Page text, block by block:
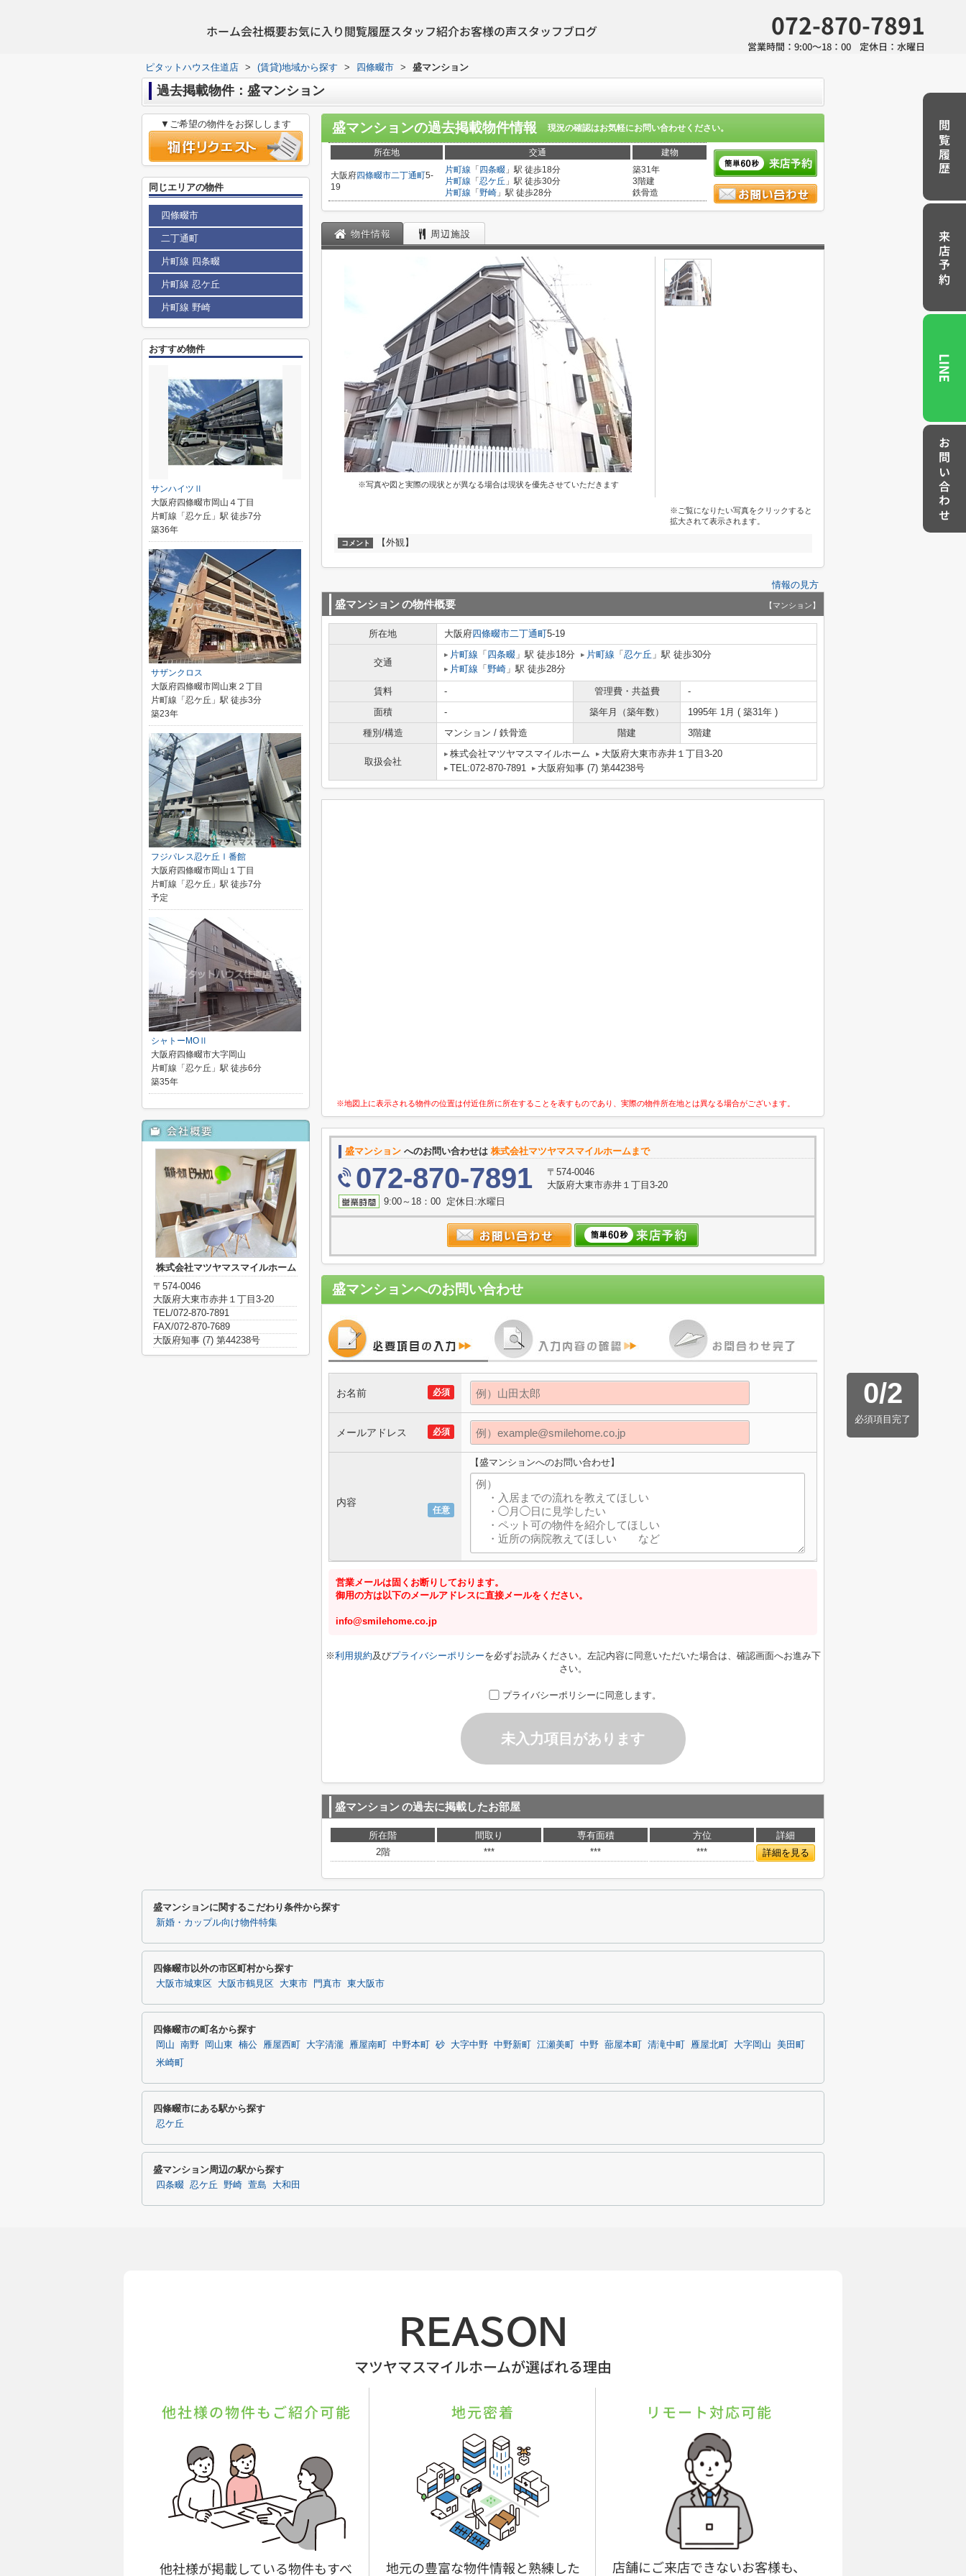
ホーム会社概要お気に入り閲覧履歴スタッフ紹介お客様の声スタッフブログ 072-870-7891
営業時間： 9:00～18：00 定休日： 水曜日
閲覧履歴
来店予約
LINE
お問い合わせ
ピタットハウス住道店 > (賃貸)地域から探す > 四條畷市 > 盛マンション
過去掲載物件：盛マンション
盛マンションの過去掲載物件情報 現況の確認はお気軽にお問い合わせください。
所在地 交通 建物
大阪府四條畷市二丁通町5-
19
片町線 「 四条畷 」駅 徒歩18分
片町線 「 忍ケ丘 」駅 徒歩30分
片町線 「 野崎 」駅 徒歩28分
築31年
3階建
鉄骨造
物件情報 周辺施設
※写真や図と実際の現状とが異なる場合は現状を優先させていただきます
※ご覧になりたい写真をクリックすると
拡大されて表示されます。
コメント 【外観】
情報の見方
盛マンションの物件概要 【マンション】
所在地 大阪府四條畷市二丁通町5-19
交通
片町線 「 四条畷 」駅 徒歩18分 片町線 「 忍ケ丘 」駅 徒歩30分
片町線 「 野崎 」駅 徒歩28分
賃料 - 管理費・共益費
-
面積
- 築年月（築年数）
1995年 1月 ( 築31年 )
種別/構造
マンション / 鉄骨造 階建 3階建
取扱会社
株式会社マツヤマスマイルホーム
大阪府大東市赤井１丁目3-20
TEL:072-870-7891
大阪府知事 (7) 第44238号
※地図上に表示される物件の位置は付近住所に所在することを表すものであり、実際の物件所在地とは異なる場合がございます。
盛マンション へのお問い合わせは 株式会社マツヤマスマイルホームまで
072-870-7891
〒574-0046
大阪府大東市赤井１丁目3-20
9:00～18：00 定休日:水曜日
盛マンションへのお問い合わせ
0/2
必須項目完了
必須
お名前
必須
メールアドレス
任意
内容
【盛マンションへのお問い合わせ】
営業メールは固くお断りしております。
御用の方は以下のメールアドレスに直接メールをください。
info@smilehome.co.jp
※利用規約及びプライバシーポリシーを必ずお読みください。左記内容に同意いただいた場合は、確認画面へお進み下
さい。
プライバシーポリシーに同意します。
未入力項目があります
盛マンションの過去に掲載したお部屋
所在階 間取り 専有面積 方位
詳細
2階
*** *** *** 詳細を見る
▼ご希望の物件をお探しします
同じエリアの物件
四條畷市
二丁通町
片町線 四条畷
片町線 忍ケ丘
片町線 野崎
おすすめ物件
サンハイツⅡ
大阪府四條畷市岡山４丁目
片町線「忍ケ丘」駅 徒歩7分
築36年
サザンクロス
大阪府四條畷市岡山東２丁目
片町線「忍ケ丘」駅 徒歩3分
築23年
フジパレス忍ケ丘Ⅰ番館
大阪府四條畷市岡山１丁目
片町線「忍ケ丘」駅 徒歩7分
予定
シャトーMOⅡ
大阪府四條畷市大字岡山
片町線「忍ケ丘」駅 徒歩6分
築35年
株式会社マツヤマスマイルホーム
〒574-0046
大阪府大東市赤井１丁目3-20
TEL/072-870-7891
FAX/072-870-7689
大阪府知事 (7) 第44238号
盛マンションに関するこだわり条件から探す
新婚・カップル向け物件特集
四條畷市以外の市区町村から探す
大阪市城東区 大阪市鶴見区 大東市 門真市 東大阪市
四條畷市の町名から探す
岡山 南野 岡山東 楠公 雁屋西町 大字清瀧 雁屋南町 中野本町 砂 大字中野 中野新町 江瀬美町 中野 蔀屋本町 清滝中町 雁屋北町 大字岡山
美田町
米崎町
四條畷市にある駅から探す
忍ケ丘
盛マンション周辺の駅から探す
四条畷 忍ケ丘 野崎 萱島 大和田
REASON
マツヤマスマイルホームが選ばれる理由
他社様の物件もご紹介可能
他社様が掲載している物件もすべ
地元密着
地元の豊富な物件情報と熟練した
リモート対応可能
店舗にご来店できないお客様も、